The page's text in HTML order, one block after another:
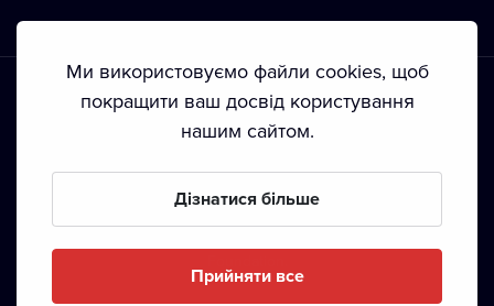
Положення й умови • Конфіденційність • Автoрські права
Ми використовуємо файли cookies, щоб
покращити ваш досвід користування
нашим сайтом.
Дізнатися більше
Прийняти все